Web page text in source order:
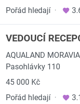
Pořád hledají ·
VEDOUCÍ
AQUALAND MORAVIA
Pasohlávky 110
45 000 Kč
Pořád hledají ·